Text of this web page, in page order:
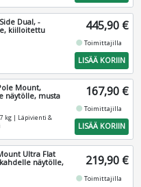
Dual, -
kiilloitettu
445,90 €
fiber_manual_recordToimittajilla
LISÄÄ KORIIN
Mount,
näytölle, musta
7 kg | Läpivienti &
167,90 €
fiber_manual_recordToimittajilla
LISÄÄ KORIIN
Ultra Flat
näytölle,
219,90 €
fiber_manual_recordToimittajilla